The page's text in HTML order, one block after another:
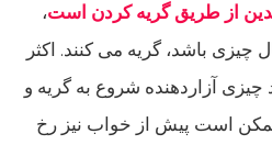
از طریق گریه کردن است،
چیزی باشد، گریه می کنند. اکثر
آزاردهنده شروع به گریه و
است پیش از خواب نیز رخ